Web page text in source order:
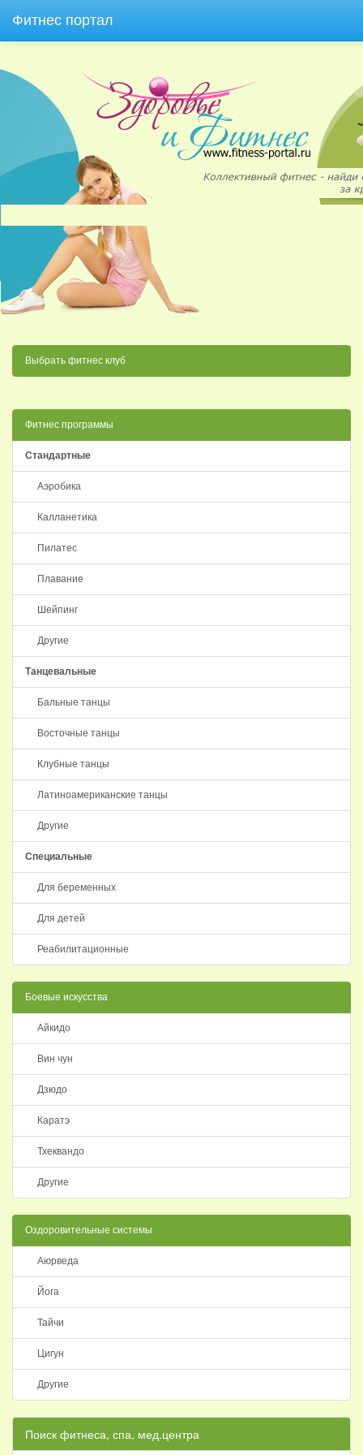
Фитнес портал
Выбрать фитнес клуб
Фитнес программы
Стандартные
Аэробика
Калланетика
Пилатес
Плавание
Шейпинг
Другие
Танцевальные
Бальные танцы
Восточные танцы
Клубные танцы
Латиноамериканские танцы
Другие
Специальные
Для беременных
Для детей
Реабилитационные
Боевые искусства
Айкидо
Вин чун
Дзюдо
Каратэ
Тхеквандо
Другие
Оздоровительные системы
Аюрведа
Йога
Тайчи
Цигун
Другие
Поиск фитнеса, спа, мед.центра